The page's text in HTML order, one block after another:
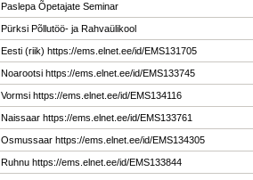
Paslepa Õpetajate Seminar
Pürksi Põllutöö- ja Rahvaülikool
Eesti (riik) https://ems.elnet.ee/id/EMS131705
Noarootsi https://ems.elnet.ee/id/EMS133745
Vormsi https://ems.elnet.ee/id/EMS134116
Naissaar https://ems.elnet.ee/id/EMS133761
Osmussaar https://ems.elnet.ee/id/EMS134305
Ruhnu https://ems.elnet.ee/id/EMS133844